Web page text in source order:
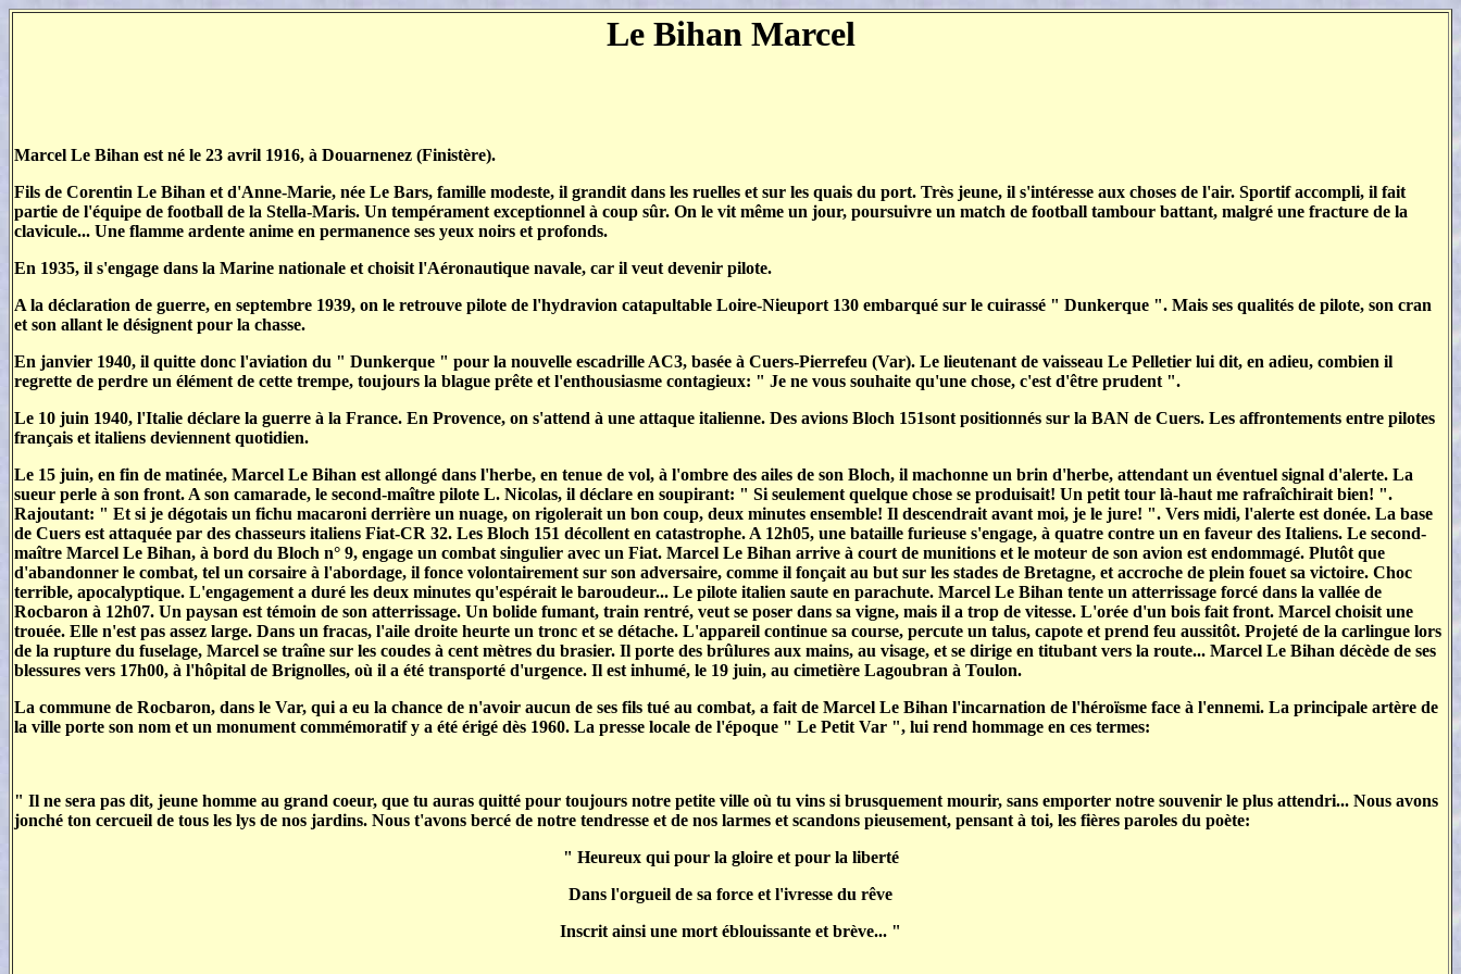
Le Bihan Marcel
Marcel Le Bihan est né le 23 avril 1916, à Douarnenez (Finistère).
Fils de Corentin Le Bihan et d'Anne-Marie, née Le Bars, famille modeste, il grandit dans les ruelles et sur les quais du port. Très jeune, il s'intéresse aux choses de l'air. Sportif accompli, il fait
partie de l'équipe de football de la Stella-Maris. Un tempérament exceptionnel à coup sûr. On le vit même un jour, poursuivre un match de football tambour battant, malgré une fracture de la
clavicule... Une flamme ardente anime en permanence ses yeux noirs et profonds.
En 1935, il s'engage dans la Marine nationale et choisit l'Aéronautique navale, car il veut devenir pilote.
A la déclaration de guerre, en septembre 1939, on le retrouve pilote de l'hydravion catapultable Loire-Nieuport 130 embarqué sur le cuirassé " Dunkerque ". Mais ses qualités de pilote, son cran
et son allant le désignent pour la chasse.
En janvier 1940, il quitte donc l'aviation du " Dunkerque " pour la nouvelle escadrille AC3, basée à Cuers-Pierrefeu (Var). Le lieutenant de vaisseau Le Pelletier lui dit, en adieu, combien il
regrette de perdre un élément de cette trempe, toujours la blague prête et l'enthousiasme contagieux: " Je ne vous souhaite qu'une chose, c'est d'être prudent ".
Le 10 juin 1940, l'Italie déclare la guerre à la France. En Provence, on s'attend à une attaque italienne. Des avions Bloch 151sont positionnés sur la BAN de Cuers. Les affrontements entre pilotes
français et italiens deviennent quotidien.
Le 15 juin, en fin de matinée, Marcel Le Bihan est allongé dans l'herbe, en tenue de vol, à l'ombre des ailes de son Bloch, il machonne un brin d'herbe, attendant un éventuel signal d'alerte. La
sueur perle à son front. A son camarade, le second-maître pilote L. Nicolas, il déclare en soupirant: " Si seulement quelque chose se produisait! Un petit tour là-haut me rafraîchirait bien! ".
Rajoutant: " Et si je dégotais un fichu macaroni derrière un nuage, on rigolerait un bon coup, deux minutes ensemble! Il descendrait avant moi, je le jure! ". Vers midi, l'alerte est donée. La base
de Cuers est attaquée par des chasseurs italiens Fiat-CR 32. Les Bloch 151 décollent en catastrophe. A 12h05, une bataille furieuse s'engage, à quatre contre un en faveur des Italiens. Le second-
maître Marcel Le Bihan, à bord du Bloch n° 9, engage un combat singulier avec un Fiat. Marcel Le Bihan arrive à court de munitions et le moteur de son avion est endommagé. Plutôt que
d'abandonner le combat, tel un corsaire à l'abordage, il fonce volontairement sur son adversaire, comme il fonçait au but sur les stades de Bretagne, et accroche de plein fouet sa victoire. Choc
terrible, apocalyptique. L'engagement a duré les deux minutes qu'espérait le baroudeur... Le pilote italien saute en parachute. Marcel Le Bihan tente un atterrissage forcé dans la vallée de
Rocbaron à 12h07. Un paysan est témoin de son atterrissage. Un bolide fumant, train rentré, veut se poser dans sa vigne, mais il a trop de vitesse. L'orée d'un bois fait front. Marcel choisit une
trouée. Elle n'est pas assez large. Dans un fracas, l'aile droite heurte un tronc et se détache. L'appareil continue sa course, percute un talus, capote et prend feu aussitôt. Projeté de la carlingue lors
de la rupture du fuselage, Marcel se traîne sur les coudes à cent mètres du brasier. Il porte des brûlures aux mains, au visage, et se dirige en titubant vers la route... Marcel Le Bihan décède de ses
blessures vers 17h00, à l'hôpital de Brignolles, où il a été transporté d'urgence. Il est inhumé, le 19 juin, au cimetière Lagoubran à Toulon.
La commune de Rocbaron, dans le Var, qui a eu la chance de n'avoir aucun de ses fils tué au combat, a fait de Marcel Le Bihan l'incarnation de l'héroïsme face à l'ennemi. La principale artère de
la ville porte son nom et un monument commémoratif y a été érigé dès 1960. La presse locale de l'époque " Le Petit Var ", lui rend hommage en ces termes:
" Il ne sera pas dit, jeune homme au grand coeur, que tu auras quitté pour toujours notre petite ville où tu vins si brusquement mourir, sans emporter notre souvenir le plus attendri... Nous avons
jonché ton cercueil de tous les lys de nos jardins. Nous t'avons bercé de notre tendresse et de nos larmes et scandons pieusement, pensant à toi, les fières paroles du poète:
" Heureux qui pour la gloire et pour la liberté
Dans l'orgueil de sa force et l'ivresse du rêve
Inscrit ainsi une mort éblouissante et brève... "